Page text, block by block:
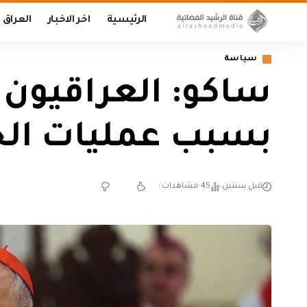
الرئيسية اخر الاخبار العراق
سياسة
ساكو:
بسبب عمليات
قبل سنتين 45 مشاهدات